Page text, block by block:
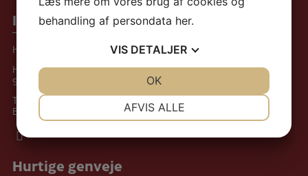
Informationer
Hjertebo
Hvamvej 105, Gl. Hvam
9620 Aalestrup
Tlf.:
+45 87769955
E-mail:
hjertebo@hjertebo.dk
Hurtige genveje
behandling af persondata her.
VIS DETALJER
AFVIS ALLE
OK